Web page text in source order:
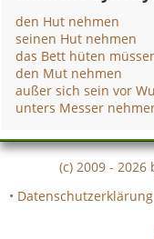
den Hut nehmen
seinen Hut nehmen
das Bett hüten
den Mut nehmen
außer sich sein vor
unters Messer
(c) 2009 - 2026
• Datenschutzerklärung